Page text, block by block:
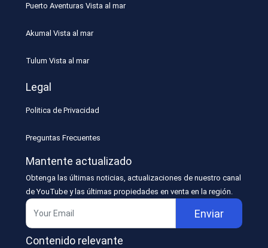
Puerto Aventuras Vista al mar
Akumal Vista al mar
Tulum Vista al mar
Legal
Politica de Privacidad
Preguntas Frecuentes
Mantente actualizado
Obtenga las últimas noticias, actualizaciones de nuestro canal
de YouTube y las últimas propiedades en venta en la región.
Enviar
Contenido relevante